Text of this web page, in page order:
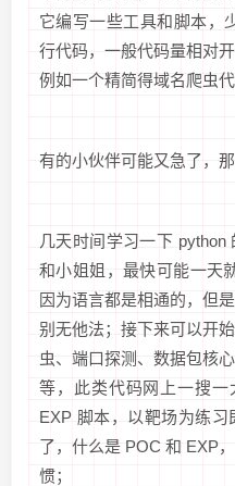
它编写一些工具和脚本，
行代码，一般代码量相对
例如一个精简得域名爬虫
有的小伙伴可能又急了，
几天时间学习一下
和小姐姐，最快可能一天
因为语言都是相通的，但
别无他法；接下来可以开
虫、端口探测、数据包核
等，此类代码网上一搜
EXP 脚本，以靶场为练
了，什么是 POC 和 EXP
惯；